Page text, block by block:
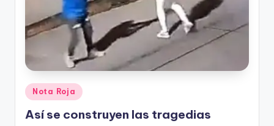
Publicado
en
Nota Roja
Así se construyen las tragedias